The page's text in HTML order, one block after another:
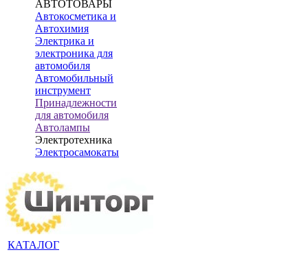
АВТОТОВАРЫ
Автокосметика и
Автохимия
Электрика и
электроника для
автомобиля
Автомобильный
инструмент
Принадлежности
для автомобиля
Автолампы
Электротехника
Электросамокаты
КАТАЛОГ